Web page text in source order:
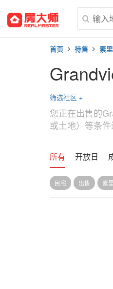
首页 待售 素里
筛选社区 +
您正在出售的
或土地）等条
所有 开放日
民宅 出售 素里